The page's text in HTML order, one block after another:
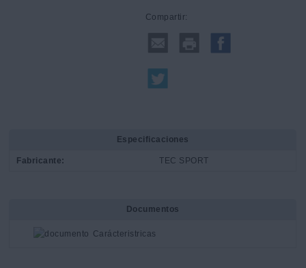
Compartir:
Especificaciones
Fabricante: TEC SPORT
Documentos
Carácteristricas